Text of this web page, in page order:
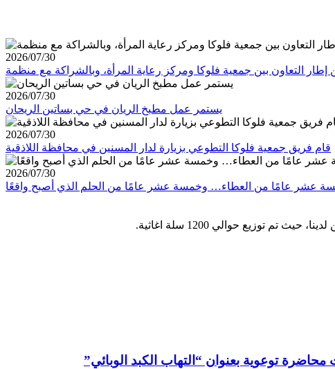
2026/07/30
2026/07/30
يستمر عمل مطبخ الريان في حي بساتين الريحان
2026/07/30
قام فريق جمعية فلوكا التطوعي بزيارة لدار المسنين في محافظة اللاذقية
2026/07/30